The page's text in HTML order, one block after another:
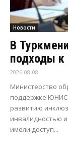
Новости
В
подходы к
2026-08-08
Министерство
поддержке
развитию
инвалидностью
имели доступ...